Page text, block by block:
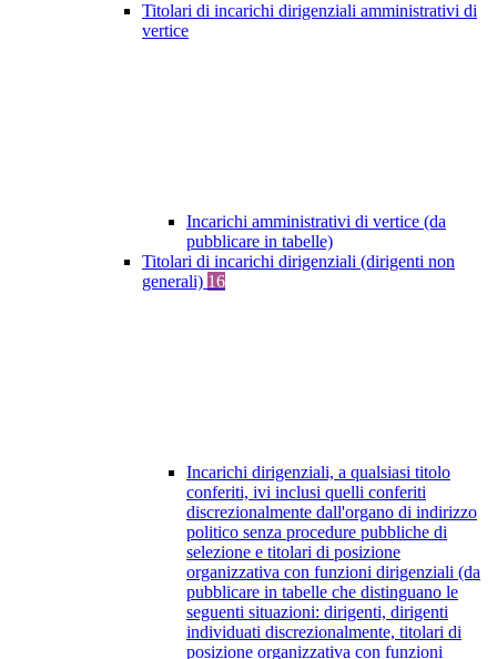
Titolari di incarichi dirigenziali amministrativi di
vertice
Incarichi amministrativi di vertice (da
pubblicare in tabelle)
Titolari di incarichi dirigenziali (dirigenti non
generali) 16
Incarichi dirigenziali, a qualsiasi titolo
conferiti, ivi inclusi quelli conferiti
discrezionalmente dall'organo di indirizzo
politico senza procedure pubbliche di
selezione e titolari di posizione
organizzativa con funzioni dirigenziali (da
pubblicare in tabelle che distinguano le
seguenti situazioni: dirigenti, dirigenti
individuati discrezionalmente, titolari di
posizione organizzativa con funzioni